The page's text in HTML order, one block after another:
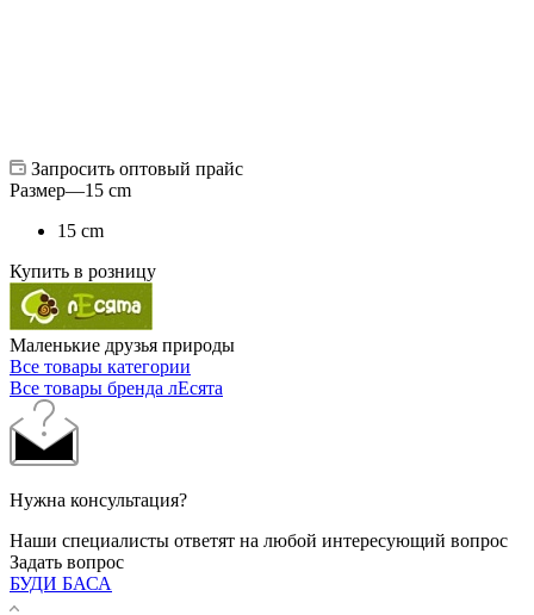
Запросить оптовый прайс
Размер—15 cm
15 cm
Купить в розницу
Маленькие друзья природы
Все товары категории
Все товары бренда лЕсята
Нужна консультация?
Наши специалисты ответят на любой интересующий вопрос
Задать вопрос
БУДИ БАСА